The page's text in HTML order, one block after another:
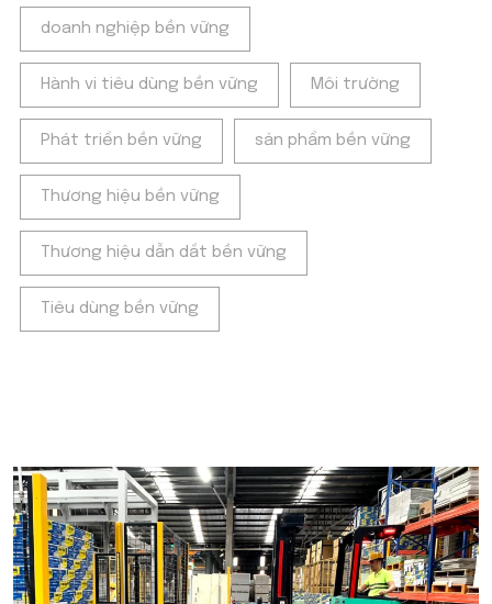
doanh nghiệp bền vững
Hành vi tiêu dùng bền vững Môi trường
Phát triển bền vững sản phẩm bền vững
Thương hiệu bền vững
Thương hiệu dẫn dắt bền vững
Tiêu dùng bền vững